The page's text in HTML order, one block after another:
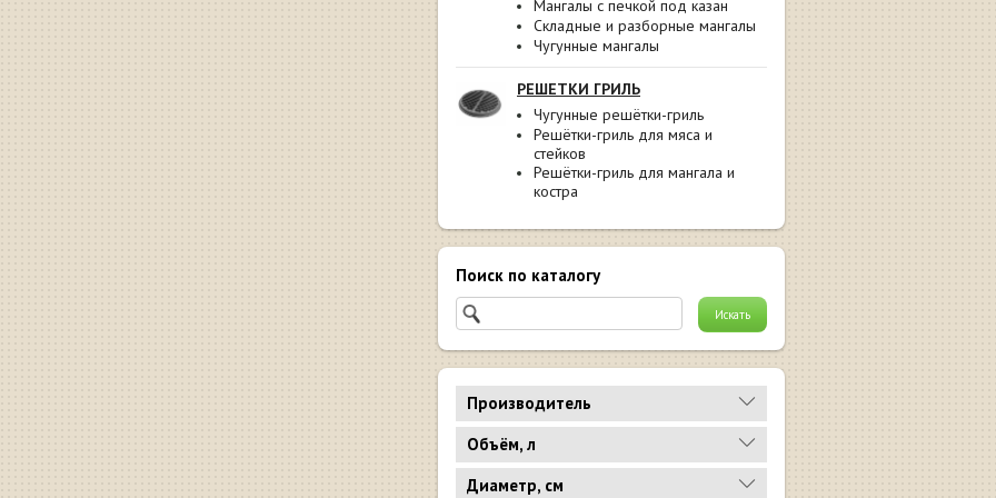
Мангалы с печкой под казан
Складные и разборные мангалы
Чугунные мангалы
РЕШЕТКИ ГРИЛЬ
Чугунные решётки-гриль
Решётки-гриль для мяса и
стейков
Решётки-гриль для мангала и
костра
Поиск по каталогу
Производитель
Объём, л
Диаметр, см